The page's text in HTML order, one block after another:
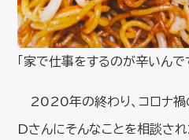
「家で仕事をするのが辛いんで
2020年の終わり、コロナ禍
Dさんにそんなことを相談され